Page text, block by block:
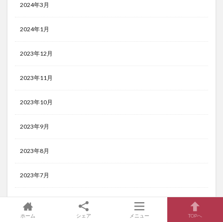
2024年3月
2024年1月
2023年12月
2023年11月
2023年10月
2023年9月
2023年8月
2023年7月
2023年6月
ホーム シェア メニュー TOPへ